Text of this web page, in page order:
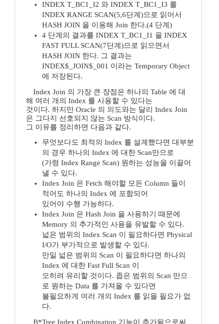
INDEX T_BC1_I2 와 INDEX T_BC1_I3 를
INDEX RANGE SCAN(5,6단계)으로 읽어서
HASH JOIN 을 이용해 Join 한다.(4 단계)
4 단계의 결과를 INDEX T_BC1_I1 을 INDEX
FAST FULL SCAN(7단계)으로 읽으면서
HASH JOIN 한다. 그 결과는
INDEX$_JOIN$_001 이라는 Temporary Object
에 저장된다.
Index Join 의 가장 큰 장점은 하나의 Table 에 대
해 여러 개의 Index 를 사용할 수 있다는
것이다. 하지만 Oracle 의 의도와는 달리 Index Join
은 그다지 선호되지 않는 Scan 방식이다.
그 이유를 정리하면 다음과 같다.
무엇보다도 최적의 Index 를 설계했다면 대부분
의 경우 하나의 Index 에 대한 Scan만으로
(가령 Index Range Scan) 원하는 성능을 이끌어
낼 수 있다.
Index Join 은 Fetch 해야할 모든 Column 들이
적어도 하나의 Index 에 포함되어
있어야 수행 가능하다.
Index Join 은 Hash Join 을 사용하기 때문에
Memory 의 추가적인 사용을 유발할 수 있다.
넓은 범위의 Index Scan 이 필요하다면 Physical
I/O가 부가적으로 발생할 수 있다.
만일 넓은 범위의 Scan 이 필요하다면 하나의
Index 에 대한 Fast Full Scan 이
오히려 유리할 것이다. 좁은 범위의 Scan 만으
로 원하는 Data 를 가져올 수 있다면
불필요하게 여러 개의 Index 를 읽을 필요가 없
다.
B*Tree Index Combination 기능이 추가됨으로써